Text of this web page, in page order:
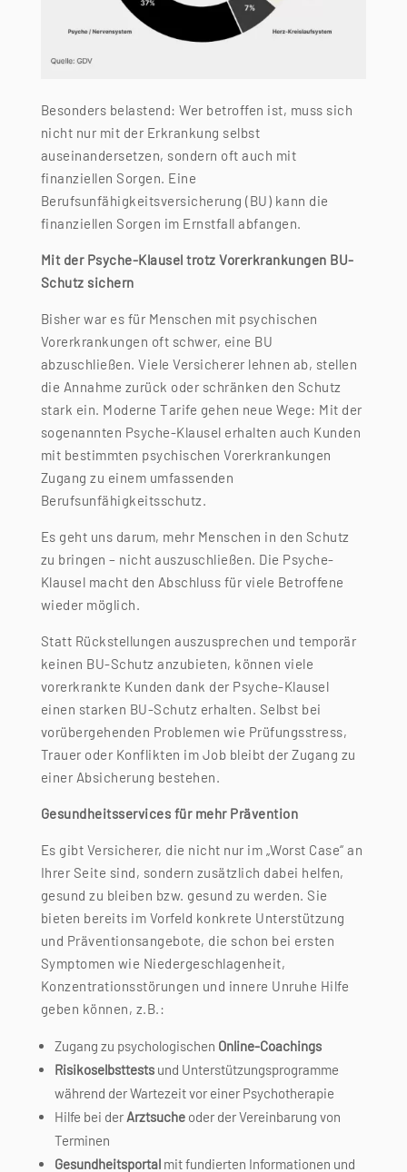
Besonders belastend: Wer betroffen ist, muss sich
nicht nur mit der Erkrankung selbst
auseinandersetzen, sondern oft auch mit
finanziellen Sorgen. Eine
Berufsunfähigkeitsversicherung (BU) kann die
finanziellen Sorgen im Ernstfall abfangen.
Mit der Psyche-Klausel trotz Vorerkrankungen BU-
Schutz sichern
Bisher war es für Menschen mit psychischen
Vorerkrankungen oft schwer, eine BU
abzuschließen. Viele Versicherer lehnen ab, stellen
die Annahme zurück oder schränken den Schutz
stark ein. Moderne Tarife gehen neue Wege: Mit der
sogenannten Psyche-Klausel erhalten auch Kunden
mit bestimmten psychischen Vorerkrankungen
Zugang zu einem umfassenden
Berufsunfähigkeitsschutz.
Es geht uns darum, mehr Menschen in den Schutz
zu bringen – nicht auszuschließen. Die Psyche-
Klausel macht den Abschluss für viele Betroffene
wieder möglich.
Statt Rückstellungen auszusprechen und temporär
keinen BU-Schutz anzubieten, können viele
vorerkrankte Kunden dank der Psyche-Klausel
einen starken BU-Schutz erhalten. Selbst bei
vorübergehenden Problemen wie Prüfungsstress,
Trauer oder Konflikten im Job bleibt der Zugang zu
einer Absicherung bestehen.
Gesundheitsservices für mehr Prävention
Es gibt Versicherer, die nicht nur im „Worst Case“ an
Ihrer Seite sind, sondern zusätzlich dabei helfen,
gesund zu bleiben bzw. gesund zu werden. Sie
bieten bereits im Vorfeld konkrete Unterstützung
und Präventionsangebote, die schon bei ersten
Symptomen wie Niedergeschlagenheit,
Konzentrationsstörungen und innere Unruhe Hilfe
geben können, z.B.:
Zugang zu psychologischen Online-Coachings
Risikoselbsttestsund Unterstützungsprogramme
während der Wartezeit vor einer Psychotherapie
Hilfe bei derArztsucheoder der Vereinbarung von
Terminen
Gesundheitsportalmit fundierten Informationen und